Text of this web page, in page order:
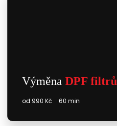
Výměna DPF filtrů
od 990 Kč 60 min